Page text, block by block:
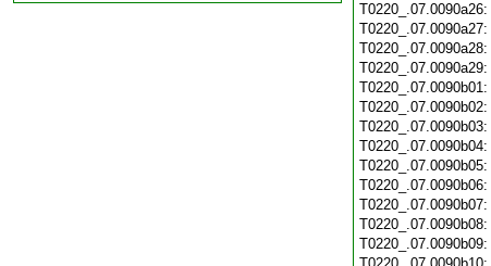
T0220_.07.0090a26:
T0220_.07.0090a27:
T0220_.07.0090a28:
T0220_.07.0090a29:
T0220_.07.0090b01:
T0220_.07.0090b02:
T0220_.07.0090b03:
T0220_.07.0090b04:
T0220_.07.0090b05:
T0220_.07.0090b06:
T0220_.07.0090b07:
T0220_.07.0090b08:
T0220_.07.0090b09: